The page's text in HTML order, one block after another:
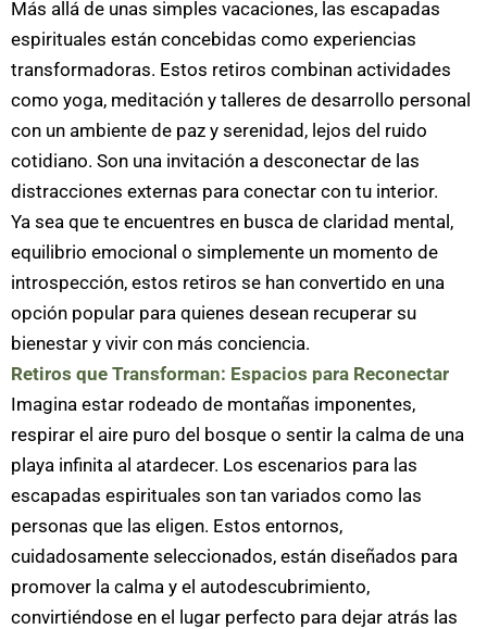
Más allá de unas simples vacaciones, las escapadas
espirituales están concebidas como experiencias
transformadoras. Estos retiros combinan actividades
como yoga, meditación y talleres de desarrollo personal
con un ambiente de paz y serenidad, lejos del ruido
cotidiano. Son una invitación a desconectar de las
distracciones externas para conectar con tu interior.
Ya sea que te encuentres en busca de claridad mental,
equilibrio emocional o simplemente un momento de
introspección, estos retiros se han convertido en una
opción popular para quienes desean recuperar su
bienestar y vivir con más conciencia.
Retiros que Transforman: Espacios para Reconectar
Imagina estar rodeado de montañas imponentes,
respirar el aire puro del bosque o sentir la calma de una
playa infinita al atardecer. Los escenarios para las
escapadas espirituales son tan variados como las
personas que las eligen. Estos entornos,
cuidadosamente seleccionados, están diseñados para
promover la calma y el autodescubrimiento,
convirtiéndose en el lugar perfecto para dejar atrás las